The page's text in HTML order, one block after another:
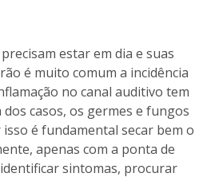
estar em dia e suas
é muito comum a incidência
no canal auditivo tem
casos, os germes e fungos
é fundamental secar bem o
apenas com a ponta de
sintomas, procurar